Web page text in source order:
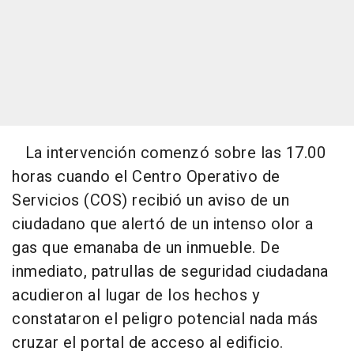
La intervención comenzó sobre las 17.00
horas cuando el Centro Operativo de
Servicios (COS) recibió un aviso de un
ciudadano que alertó de un intenso olor a
gas que emanaba de un inmueble. De
inmediato, patrullas de seguridad ciudadana
acudieron al lugar de los hechos y
constataron el peligro potencial nada más
cruzar el portal de acceso al edificio.